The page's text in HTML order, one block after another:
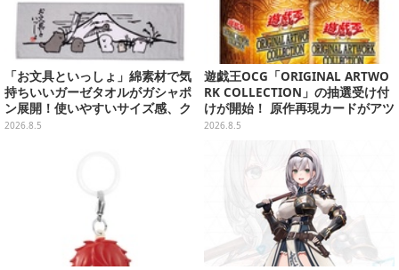
「お文具といっしょ」綿素材で気
持ちいいガーゼタオルがガシャポ
ン展開！使いやすいサイズ感、ク
ールな和柄や可愛らしいお寿司な
2026.8.5
遊戯王OCG「ORIGINAL ARTWO
RK COLLECTION」の抽選受け付
けが開始！ 原作再現カードがアツ
いスペシャルパック
2026.8.5